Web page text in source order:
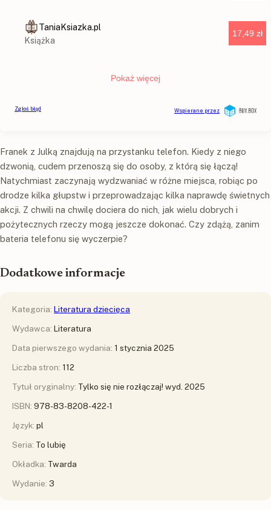
Franek z Julką znajdują na przystanku telefon. Kiedy z niego
dzwonią, cudem przenoszą się do osoby, z którą się łączą!
Natychmiast zaczynają wydzwaniać w różne miejsca, robiąc po
drodze kilka głupstw i przeprowadzając kilka naprawdę świetnych
akcji. Z chwili na chwilę dociera do nich, jak wielu dobrych i
pożytecznych rzeczy mogą jeszcze dokonać. Czy zdążą, zanim
bateria telefonu się wyczerpie?
Dodatkowe informacje
Kategoria: Literatura dziecięca
Wydawca: Literatura
Data pierwszego wydania: 1 stycznia 2025
Liczba stron: 112
Tytuł oryginalny: Tylko się nie rozłączaj! wyd. 2025
ISBN: 978-83-8208-422-1
Język: pl
Seria: To lubię
Okładka: Twarda
Wydanie: 3